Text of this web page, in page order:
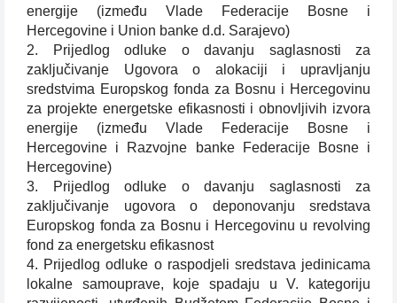
energije (između Vlade Federacije Bosne i
Hercegovine i Union banke d.d. Sarajevo)
2. Prijedlog odluke o davanju saglasnosti za
zaključivanje Ugovora o alokaciji i upravljanju
sredstvima Europskog fonda za Bosnu i Hercegovinu
za projekte energetske efikasnosti i obnovljivih izvora
energije (između Vlade Federacije Bosne i
Hercegovine i Razvojne banke Federacije Bosne i
Hercegovine)
3. Prijedlog odluke o davanju saglasnosti za
zaključivanje ugovora o deponovanju sredstava
Europskog fonda za Bosnu i Hercegovinu u revolving
fond za energetsku efikasnost
4. Prijedlog odluke o raspodjeli sredstava jedinicama
lokalne samouprave, koje spadaju u V. kategoriju